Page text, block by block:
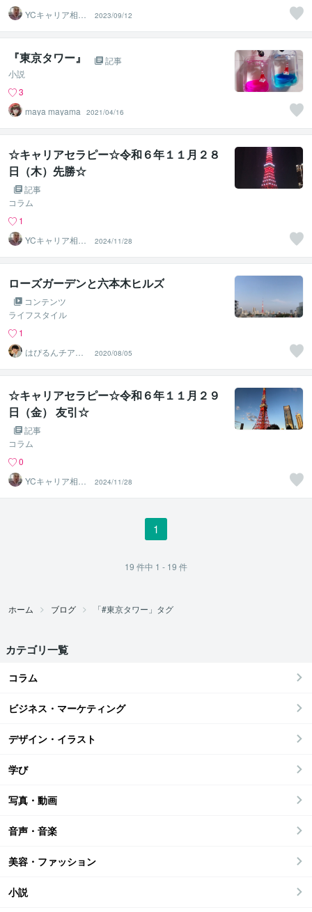
YCキャリア相談
2023/09/12
『東京タワー』
記事
小説
3
maya mayama
2021/04/16
☆キャリアセラピー☆令和６年１１月２８
日（木）先勝☆
記事
コラム
1
YCキャリア相談
2024/11/28
ローズガーデンと六本木ヒルズ
コンテンツ
ライフスタイル
1
はぴるんチアボ
ーイ✨長谷部悠
斗
2020/08/05
☆キャリアセラピー☆令和６年１１月２９
日（金） 友引☆
記事
コラム
0
YCキャリア相談
2024/11/28
1
19 件中 1 - 19 件
ホーム ブログ 「#東京タワー」タグ
カテゴリ一覧
コラム
ビジネス・マーケティング
デザイン・イラスト
学び
写真・動画
音声・音楽
美容・ファッション
小説